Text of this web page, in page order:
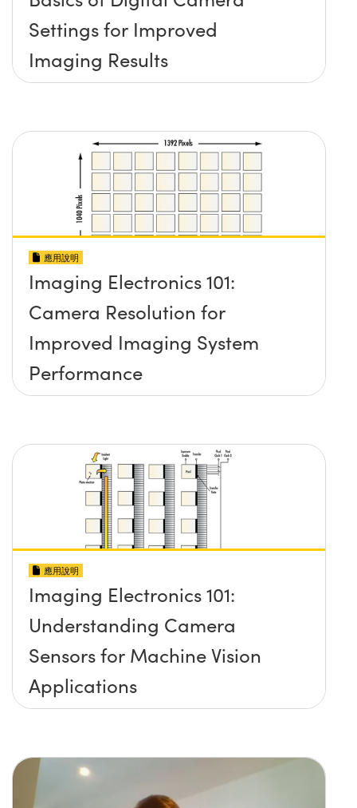
Settings for Improved
Imaging Results
應用說明
Imaging Electronics 101:
Camera Resolution for
Improved Imaging System
Performance
應用說明
Imaging Electronics 101:
Understanding Camera
Sensors for Machine Vision
Applications